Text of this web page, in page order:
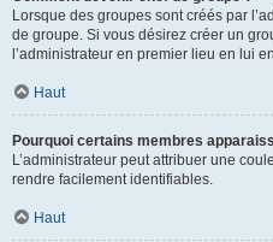
Lorsque des groupes sont créés par
de groupe. Si vous désirez créer un
l’administrateur en premier lieu en lui
Haut
Pourquoi certains membres
L’administrateur peut attribuer une
rendre facilement identifiables.
Haut